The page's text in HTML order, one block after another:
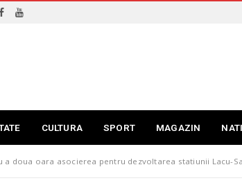
CULTURA SPORT MAGAZIN
a doua oara asocierea pentru dezvoltarea statiunii